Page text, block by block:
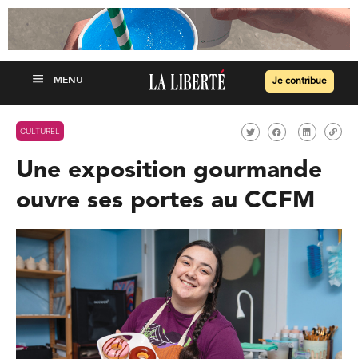
Je contribue
CULTUREL
Une exposition gourmande
ouvre ses portes au CCFM